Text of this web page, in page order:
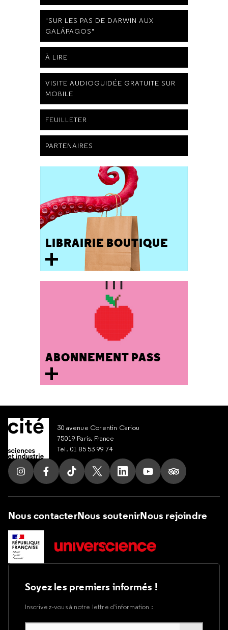
"SUR LES PAS DE DARWIN AUX
GALÁPAGOS"
À LIRE
VISITE AUDIOGUIDÉE GRATUITE SUR
MOBILE
FEUILLETER
PARTENAIRES
LIBRAIRIE BOUTIQUE
ABONNEMENT PASS
30 avenue Corentin Cariou
75019 Paris, France
Tel. 01 85 53 99 74
Suivez nous sur Instagram
Suivez nous sur Facebook
Suivez nous sur Tik Tok
Suivez nous sur X
Suivez nous sur LinkedIn
Suivez nous sur
Suivez nous
Nous contacterNous soutenirNous rejoindre
Soyez les premiers informés !
Inscrivez-vous à notre lettre d’information :